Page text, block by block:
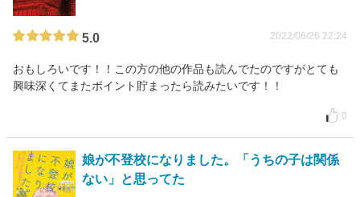
5.0 2022/06/26 22:24
おもしろいです！！この方の他の作品も読んでたのですがとても
興味深くてまたポイント貯まったら読みたいです！！
0
娘が不登校になりました。「うちの子は関係
ない」と思ってた